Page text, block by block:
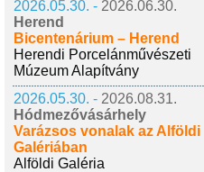
2026.05.30. - 2026.06.30.
Herend
Bicentenárium – Herend
Herendi Porcelánművészeti
Múzeum Alapítvány
2026.05.30. - 2026.08.31.
Hódmezővásárhely
Varázsos vonalak az Alföldi
Galériában
Alföldi Galéria